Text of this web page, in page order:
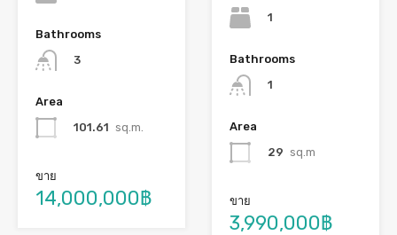
Bathrooms
3
Area
101.61 sq.m.
ขาย
14,000,000฿
1
Bathrooms
1
Area
29 sq.m
ขาย
3,990,000฿